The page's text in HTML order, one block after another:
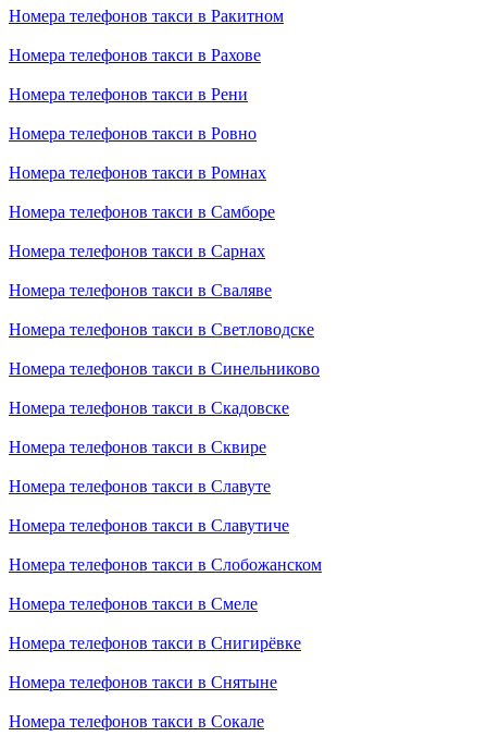
Номера телефонов такси в Ракитном
Номера телефонов такси в Рахове
Номера телефонов такси в Рени
Номера телефонов такси в Ровно
Номера телефонов такси в Ромнах
Номера телефонов такси в Самборе
Номера телефонов такси в Сарнах
Номера телефонов такси в Сваляве
Номера телефонов такси в Светловодске
Номера телефонов такси в Синельниково
Номера телефонов такси в Скадовске
Номера телефонов такси в Сквире
Номера телефонов такси в Славуте
Номера телефонов такси в Славутиче
Номера телефонов такси в Слобожанском
Номера телефонов такси в Смеле
Номера телефонов такси в Снигирёвке
Номера телефонов такси в Снятыне
Номера телефонов такси в Сокале